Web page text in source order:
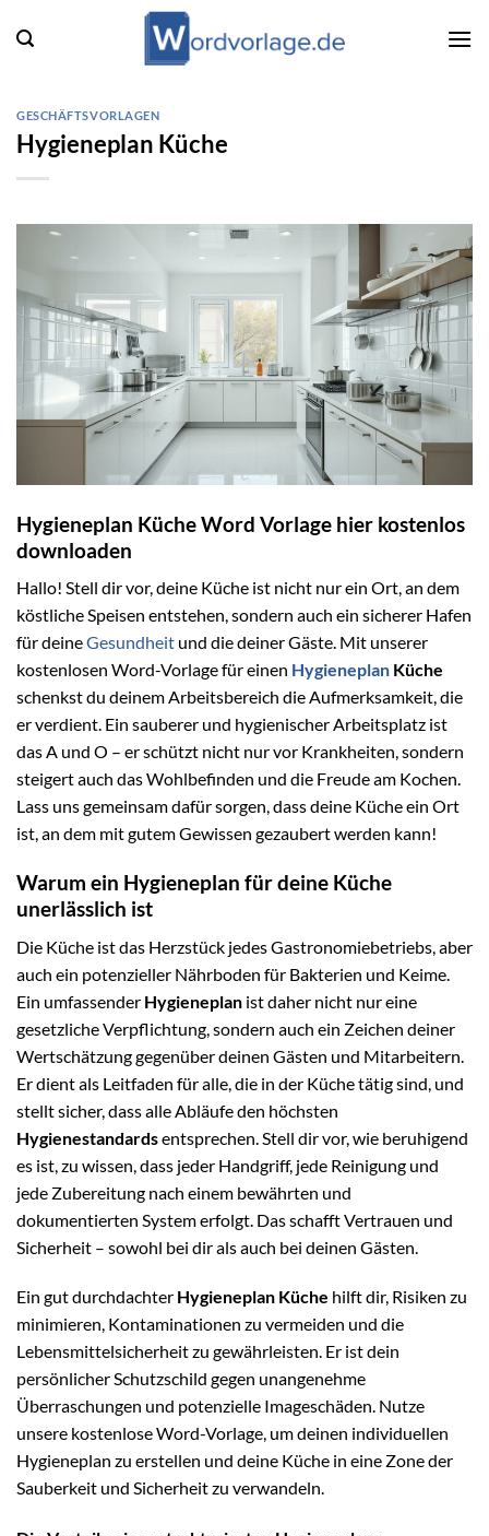
Inhalt
GESCHÄFTSVORLAGEN
Hygieneplan Küche
Hygieneplan Küche Word Vorlage hier kostenlos
downloaden
Hallo! Stell dir vor, deine Küche ist nicht nur ein Ort, an dem
köstliche Speisen entstehen, sondern auch ein sicherer Hafen
für deineGesundheit und die deiner Gäste. Mit unserer
kostenlosen Word-Vorlage für einen Hygieneplan Küche
schenkst du deinem Arbeitsbereich die Aufmerksamkeit, die
er verdient. Ein sauberer und hygienischer Arbeitsplatz ist
das A und O – er schützt nicht nur vor Krankheiten, sondern
steigert auch das Wohlbefinden und die Freude am Kochen.
Lass uns gemeinsam dafür sorgen, dass deine Küche ein Ort
ist, an dem mit gutem Gewissen gezaubert werden kann!
Warum ein Hygieneplan für deine Küche
unerlässlich ist
Die Küche ist das Herzstück jedes Gastronomiebetriebs, aber
auch ein potenzieller Nährboden für Bakterien und Keime.
Ein umfassender Hygieneplan ist daher nicht nur eine
gesetzliche Verpflichtung, sondern auch ein Zeichen deiner
Wertschätzung gegenüber deinen Gästen und Mitarbeitern.
Er dient als Leitfaden für alle, die in der Küche tätig sind, und
stellt sicher, dass alle Abläufe den höchsten
Hygienestandardsentsprechen. Stell dir vor, wie beruhigend
es ist, zu wissen, dass jeder Handgriff, jede Reinigung und
jede Zubereitung nach einem bewährten und
dokumentierten System erfolgt. Das schafft Vertrauen und
Sicherheit – sowohl bei dir als auch bei deinen Gästen.
Ein gut durchdachter Hygieneplan Küche hilft dir, Risiken zu
minimieren, Kontaminationen zu vermeiden und die
Lebensmittelsicherheit zu gewährleisten. Er ist dein
persönlicher Schutzschild gegen unangenehme
Überraschungen und potenzielle Imageschäden. Nutze
unsere kostenlose Word-Vorlage, um deinen individuellen
Hygieneplan zu erstellen und deine Küche in eine Zone der
Sauberkeit und Sicherheit zu verwandeln.